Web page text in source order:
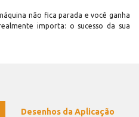
não fica parada e você ganha
importa: o sucesso da sua
Desenhos da Aplicação